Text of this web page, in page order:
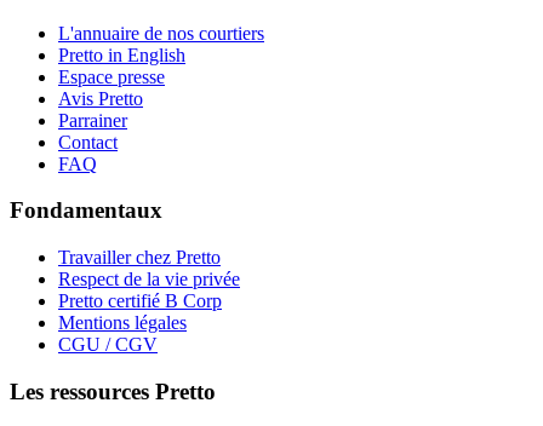
L'annuaire de nos courtiers
Pretto in English
Espace presse
Avis Pretto
Parrainer
Contact
FAQ
Fondamentaux
Travailler chez Pretto
Respect de la vie privée
Pretto certifié B Corp
Mentions légales
CGU / CGV
Les ressources Pretto